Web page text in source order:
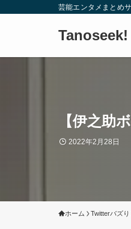
芸能エンタメまとめ
Tanoseek!
【伊之助
2022年2月28日
ホーム Twitterバズり